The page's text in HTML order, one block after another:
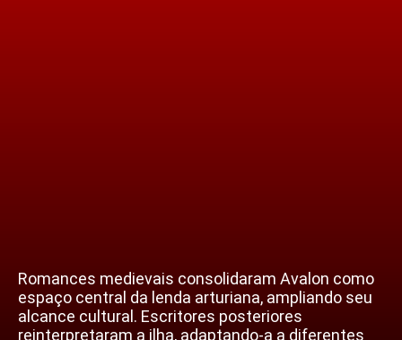
Romances medievais consolidaram Avalon como
espaço central da lenda arturiana, ampliando seu
alcance cultural. Escritores posteriores
reinterpretaram a ilha, adaptando-a a diferentes